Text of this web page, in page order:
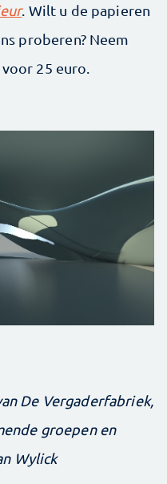
. Wilt u de papieren
proberen? Neem
voor 25 euro.
De Vergaderfabriek,
groepen en
Wylick